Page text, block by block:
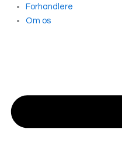
Forhandlere
Om os